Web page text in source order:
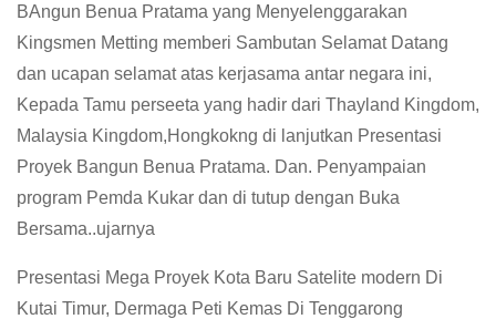
BAngun Benua Pratama yang Menyelenggarakan
Kingsmen Metting memberi Sambutan Selamat Datang
dan ucapan selamat atas kerjasama antar negara ini,
Kepada Tamu perseeta yang hadir dari Thayland Kingdom,
Malaysia Kingdom,Hongkokng di lanjutkan Presentasi
Proyek Bangun Benua Pratama. Dan. Penyampaian
program Pemda Kukar dan di tutup dengan Buka
Bersama..ujarnya
Presentasi Mega Proyek Kota Baru Satelite modern Di
Kutai Timur, Dermaga Peti Kemas Di Tenggarong